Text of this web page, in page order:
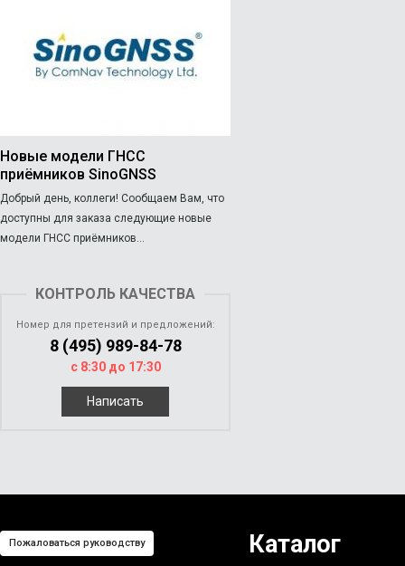
Новые модели ГНСС
приёмников SinoGNSS
Добрый день, коллеги! Сообщаем Вам, что
доступны для заказа следующие новые
модели ГНСС приёмников...
КОНТРОЛЬ КАЧЕСТВА
Номер для претензий и предложений:
8 (495) 989-84-78
с 8:30 до 17:30
Написать
Пожаловаться руководству Каталог